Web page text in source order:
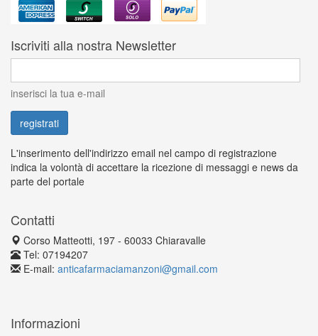
Iscriviti alla nostra Newsletter
inserisci la tua e-mail
L'inserimento dell'indirizzo email nel campo di registrazione
indica la volontà di accettare la ricezione di messaggi e news da
parte del portale
Contatti
Corso Matteotti, 197 - 60033 Chiaravalle
Tel: 07194207
E-mail: anticafarmaciamanzoni@gmail.com
Informazioni